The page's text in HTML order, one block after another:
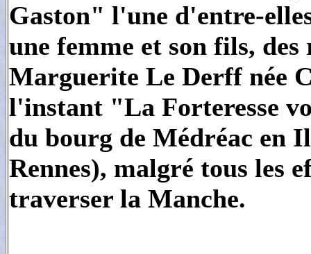
Gaston" l'une d'entre-
une femme et son fils,
Marguerite Le Derff née
l'instant "La Forteresse
du bourg de Médréac en
Rennes), malgré tous les
traverser la Manche.